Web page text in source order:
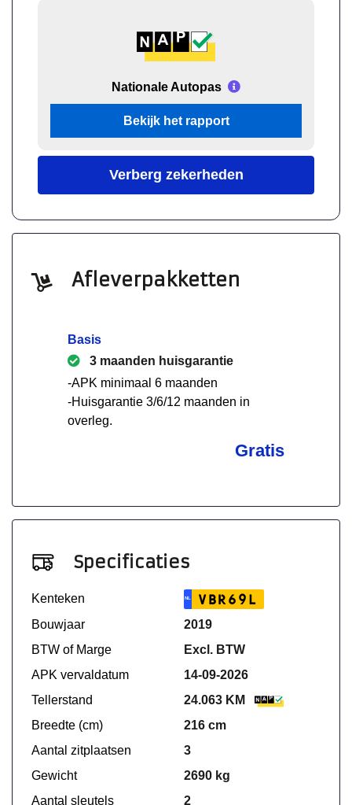
Nationale Autopas
Bekijk het rapport
Verberg zekerheden
Afleverpakketten
Basis
3 maanden huisgarantie
-APK minimaal 6 maanden
-Huisgarantie 3/6/12 maanden in
overleg.
Gratis
Specificaties
Kenteken NL VBR69L
Bouwjaar
2019
BTW of Marge
Excl. BTW
APK vervaldatum
14-09-2026
Tellerstand
24.063 KM
Breedte (cm)
216 cm
Aantal zitplaatsen
3
Gewicht
2690 kg
Aantal sleutels
2